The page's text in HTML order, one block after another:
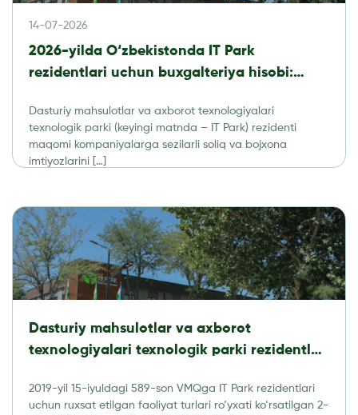
14-07-2026
2026-yilda O‘zbekistonda IT Park
rezidentlari uchun buxgalteriya hisobi:
Dasturiy mahsulotlar va axborot texnologiyalari
texnologik parki (keyingi matnda – IT Park) rezidenti
maqomi kompaniyalarga sezilarli soliq va bojxona
imtiyozlarini […]
Dasturiy mahsulotlar va axborot
texnologiyalari texnologik parki rezidentlari
etilgan faoliyat turlari RO’YXATI
2019-yil 15-iyuldagi 589-son VMQga IT Park rezidentlari
uchun ruxsat etilgan faoliyat turlari ro‘yxati ko‘rsatilgan 2-